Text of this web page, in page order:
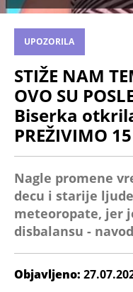
UPOZORILA
STIŽE NAM
OVO SU
Biserka
PREŽIVIMO
Nagle promene
decu i starije
meteoropate, jer
disbalansu -
Objavljeno: